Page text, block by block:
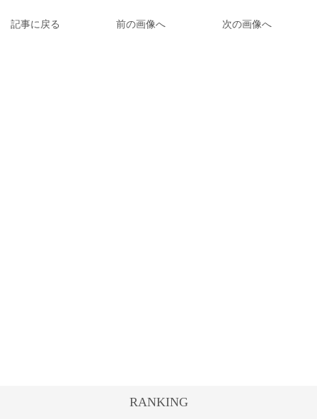
記事に戻る 前の画像へ 次の画像へ
RANKING